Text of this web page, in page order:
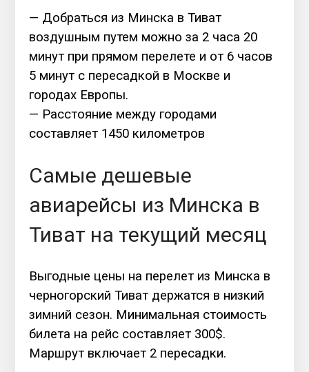
— Добраться из Минска в Тиват
воздушным путем можно за 2 часа 20
минут при прямом перелете и от 6 часов
5 минут с пересадкой в Москве и
городах Европы.
— Расстояние между городами
составляет 1450 километров
Самые дешевые
авиарейсы из Минска в
Тиват на текущий месяц
Выгодные цены на перелет из Минска в
черногорский Тиват держатся в низкий
зимний сезон. Минимальная стоимость
билета на рейс составляет 300$.
Маршрут включает 2 пересадки.